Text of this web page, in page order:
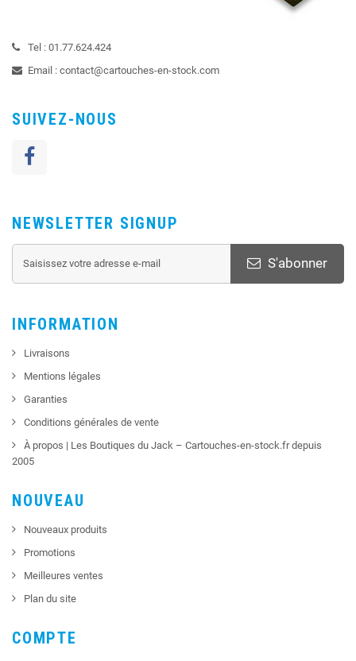
Tel : 01.77.624.424
Email : contact@cartouches-en-stock.com
SUIVEZ-NOUS
NEWSLETTER SIGNUP
S'abonner
INFORMATION
Livraisons
Mentions légales
Garanties
Conditions générales de vente
À propos | Les Boutiques du Jack – Cartouches-en-stock.fr depuis
2005
NOUVEAU
Nouveaux produits
Promotions
Meilleures ventes
Plan du site
COMPTE